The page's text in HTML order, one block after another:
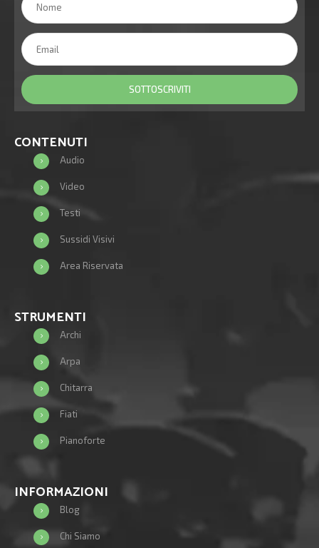
CONTENUTI
Audio
Video
Testi
Sussidi Visivi
Area Riservata
STRUMENTI
Archi
Arpa
Chitarra
Fiati
Pianoforte
INFORMAZIONI
Blog
Chi Siamo